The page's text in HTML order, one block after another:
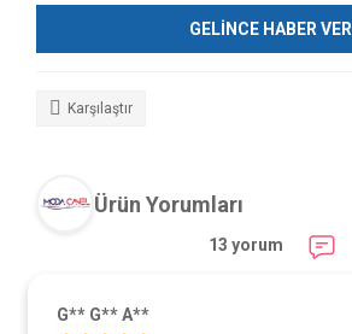
GELİNCE HABER VER
Karşılaştır
Ürün Yorumları
13 yorum
G** G** A**